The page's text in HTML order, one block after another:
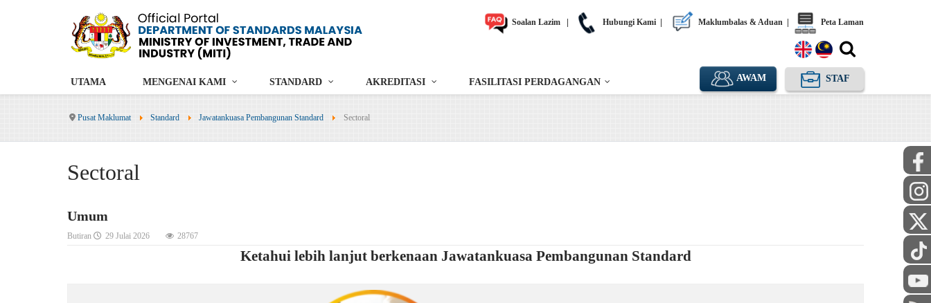
Soalan Lazim Hubungi Kami Maklumbalas & Aduan Peta Laman
UTAMA MENGENAI KAMI STANDARD AKREDITASI FASILITASI PERDAGANGAN AWAM STAF
Pusat Maklumat Standard Jawatankuasa Pembangunan Standard Sectoral
Sectoral
Umum
Butiran 29 Julai 2026 28767
Ketahui lebih lanjut berkenaan Jawatankuasa Pembangunan Standard